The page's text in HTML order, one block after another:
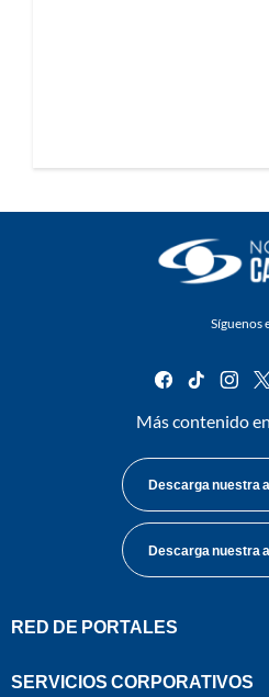
Síguenos
facebook
tiktok
Más contenido en
Descarga nuestra
Descarga nuestra
RED DE PORTALES
SERVICIOS CORPORATIVOS